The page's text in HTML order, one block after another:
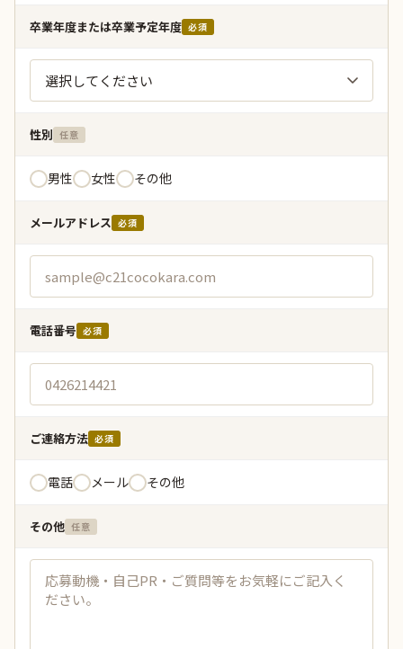
卒業年度または卒業予定年度 必須
性別 任意
男性 女性 その他
メールアドレス 必須
電話番号 必須
ご連絡方法 必須
電話 メール その他
その他 任意